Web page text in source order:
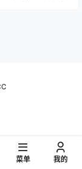
菜单 我的